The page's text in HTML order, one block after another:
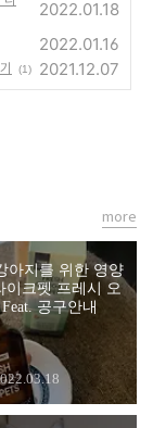
2022.01.18
2022.01.16
(1) 2021.12.07
아지를 위한 영양
이크펫 프레시 오
공구안내
more